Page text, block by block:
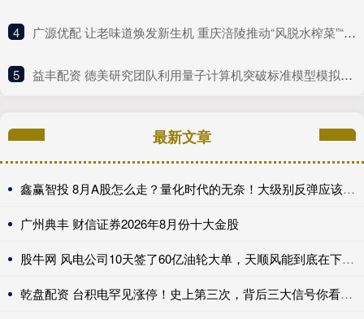
4 ​广源优配 让老味道焕发新生机 重庆涪陵推动“风脱水榨菜”“鲜食榨菜”标准化生产
5 ​益丰配资 德美研究团队利用量子计算机突破标准模型模拟难题 | 每日全球科技要闻
最新文章
鑫赢智投 8月A股怎么走？量化时代的无奈！大级别反弹应该会继续
广州典丰 财信证券2026年8月份十大金股
股牛网 风电公司10天签了60亿油轮大单，天顺风能到底在下什么大棋
乾盘配资 台积电罕见涨停！史上第三次，背后三大信号你看懂了吗？